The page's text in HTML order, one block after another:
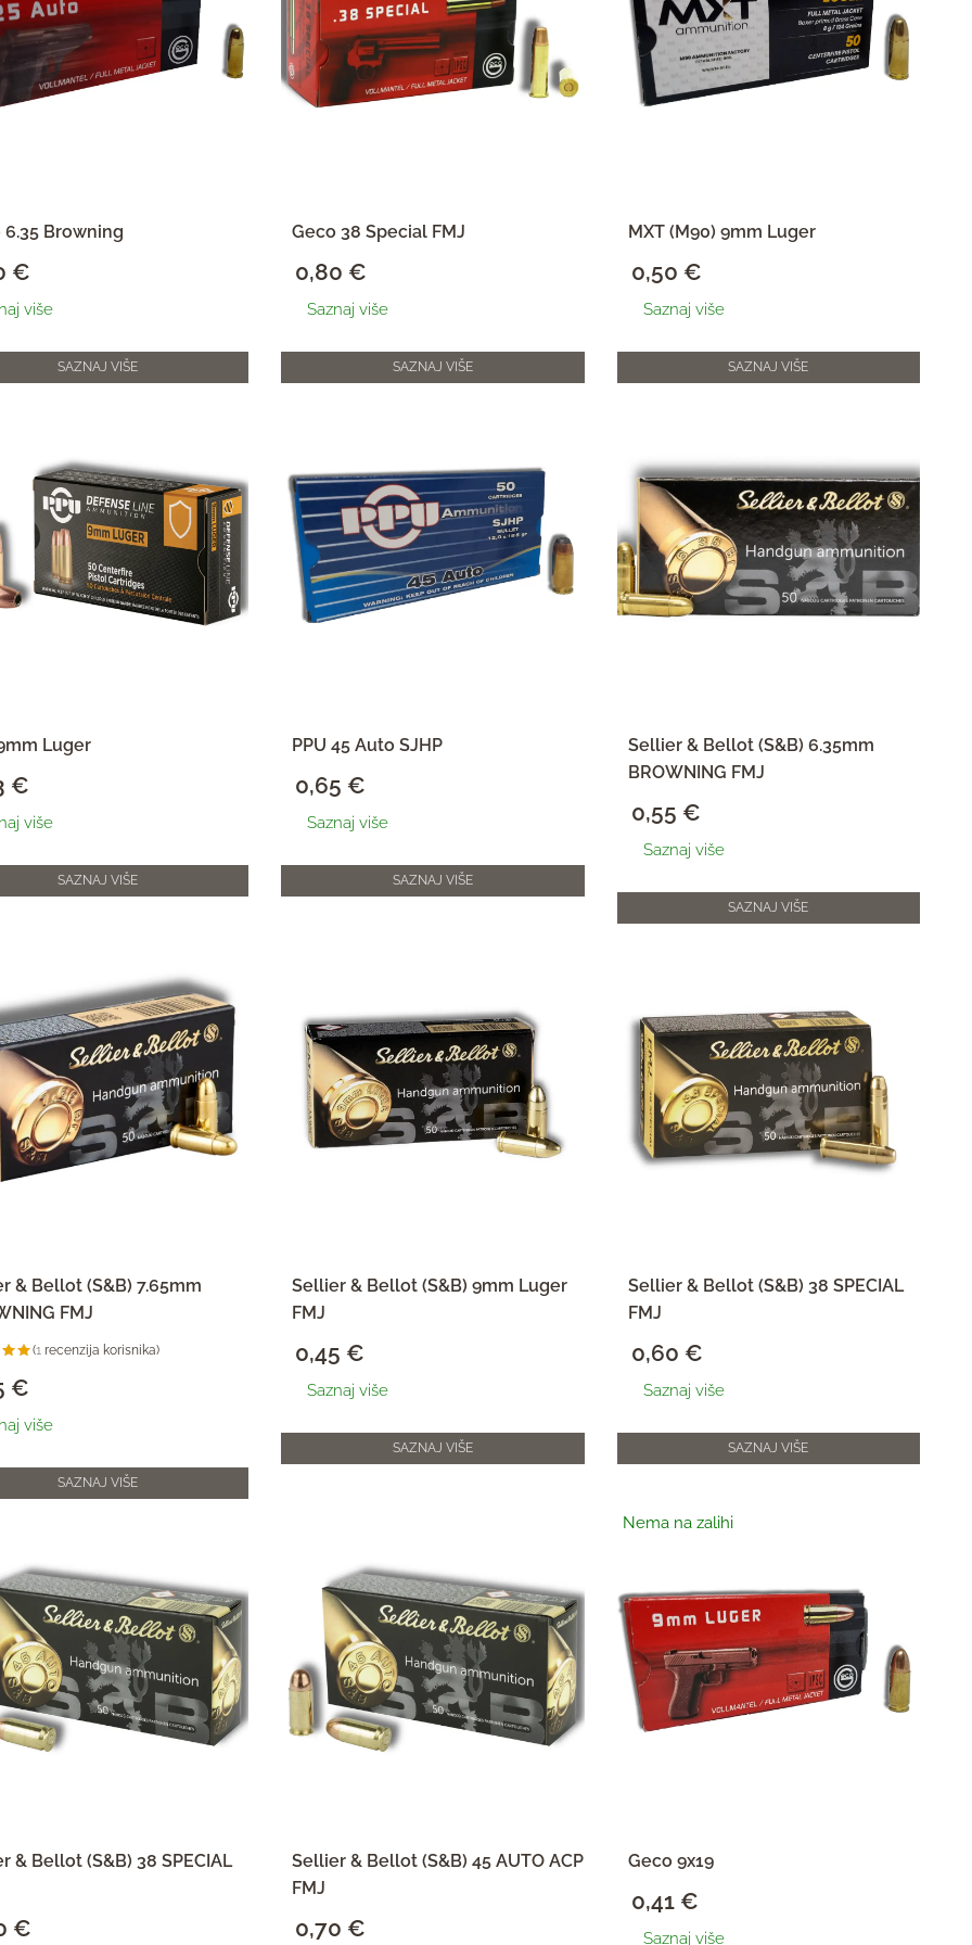
SAZNAJ VIŠE
6.35 Browning
€
više
SAZNAJ VIŠE
Geco 38 Special FMJ
0,80 €
Saznaj više
SAZNAJ VIŠE
MXT (M90) 9mm Luger
0,50 €
Saznaj više
SAZNAJ VIŠE
Luger
€
više
SAZNAJ VIŠE
PPU 45 Auto SJHP
0,65 €
Saznaj više
SAZNAJ VIŠE
Sellier & Bellot (S&B) 6.35mm
BROWNING FMJ
0,55 €
Saznaj više
SAZNAJ VIŠE
& Bellot (S&B) 7.65mm
FMJ
(1 recenzija korisnika)
€
više
SAZNAJ VIŠE
Sellier & Bellot (S&B) 9mm Luger
FMJ
0,45 €
Saznaj više
SAZNAJ VIŠE
Sellier & Bellot (S&B) 38 SPECIAL
FMJ
0,60 €
Saznaj više
& Bellot (S&B) 38 SPECIAL
€
Sellier & Bellot (S&B) 45 AUTO ACP
FMJ
0,70 €
Nema na zalihi
Geco 9x19
0,41 €
Saznaj više